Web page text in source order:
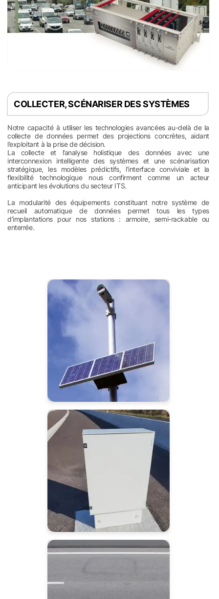
COLLECTER, SCÉNARISER DES SYSTÈMES
Notre capacité à utiliser les technologies avancées au-delà de la
collecte de données permet des projections concrètes, aidant
l’exploitant à la prise de décision.
La collecte et l’analyse holistique des données avec une
interconnexion intelligente des systèmes et une scénarisation
stratégique, les modèles prédictifs, l’interface conviviale et la
flexibilité technologique nous confirment comme un acteur
anticipant les évolutions du secteur ITS.
La modularité des équipements constituant notre système de
recueil automatique de données permet tous les types
d’implantations pour nos stations : armoire, semi-rackable ou
enterrée.